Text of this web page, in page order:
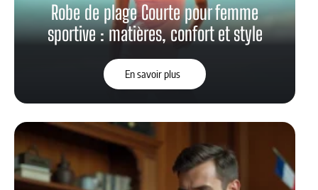
Robe de plage Courte pour femme
sportive : matières, confort et style
En savoir plus